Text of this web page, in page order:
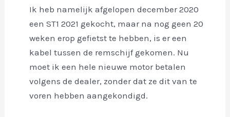
Ik heb namelijk afgelopen december 2020
een ST1 2021 gekocht, maar na nog geen 20
weken erop gefietst te hebben, is er een
kabel tussen de remschijf gekomen. Nu
moet ik een hele nieuwe motor betalen
volgens de dealer, zonder dat ze dit van te
voren hebben aangekondigd.